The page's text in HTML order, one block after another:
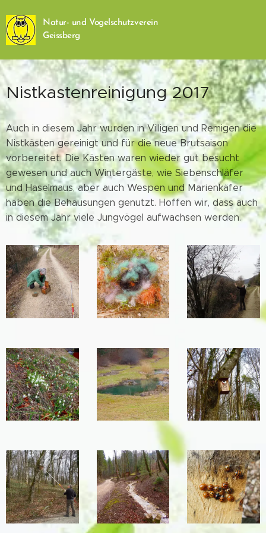
Natur- und Vogelschutzverein
Geissberg
Nistkastenreinigung 2017
Auch in diesem Jahr wurden in Villigen und Remigen die
Nistkästen gereinigt und für die neue Brutsaison
vorbereitet. Die Kästen waren wieder gut besucht
gewesen und auch Wintergäste, wie Siebenschläfer
und Haselmaus, aber auch Wespen und Marienkäfer
haben die Behausungen genutzt. Hoffen wir, dass auch
in diesem Jahr viele Jungvögel aufwachsen werden.